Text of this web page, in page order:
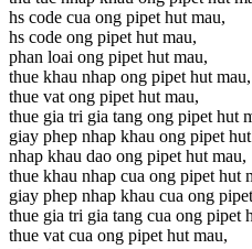
hs code cua ong pipet hut mau,
hs code ong pipet hut mau,
phan loai ong pipet hut mau,
thue khau nhap ong pipet hut mau,
thue vat ong pipet hut mau,
thue gia tri gia tang ong pipet hut
giay phep nhap khau ong pipet
nhap khau dao ong pipet hut mau,
thue khau nhap cua ong pipet hut
giay phep nhap khau cua ong
thue gia tri gia tang cua ong pipet
thue vat cua ong pipet hut mau,